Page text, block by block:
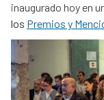
inaugurado hoy en
los Premios y